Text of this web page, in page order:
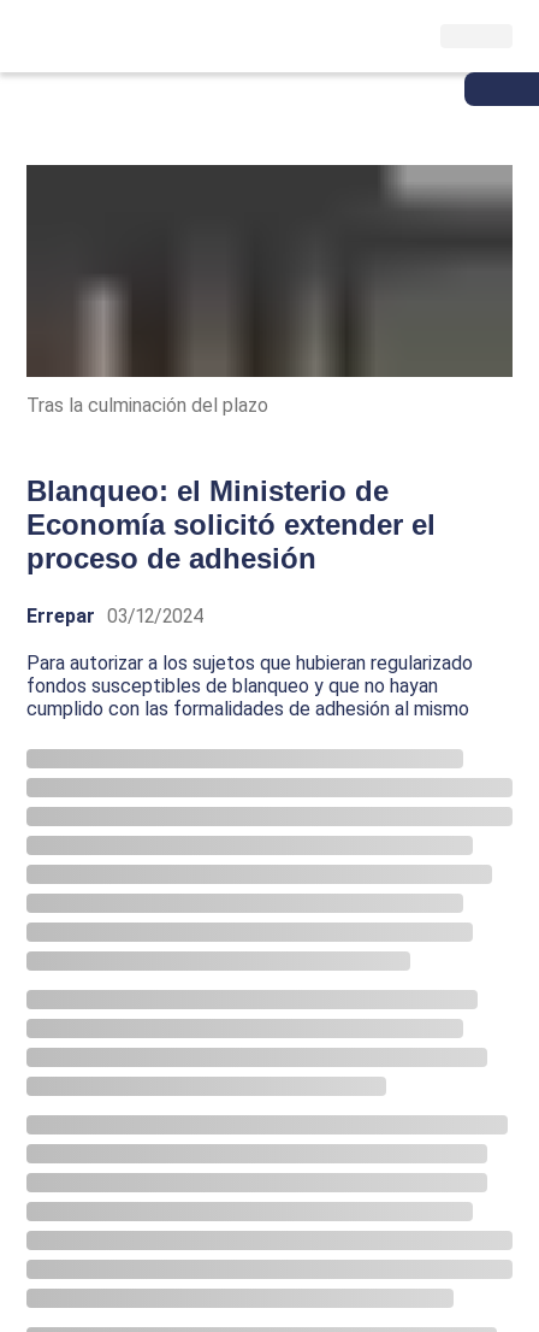
Tras la culminación del plazo
Blanqueo: el Ministerio de
Economía solicitó extender el
proceso de adhesión
Errepar 03/12/2024
Para autorizar a los sujetos que hubieran regularizado
fondos susceptibles de blanqueo y que no hayan
cumplido con las formalidades de adhesión al mismo